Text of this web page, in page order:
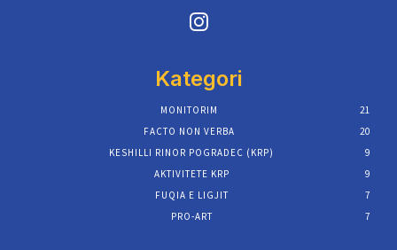
Kategori
MONITORIM
21
FACTO NON VERBA
20
KESHILLI RINOR POGRADEC (KRP)
9
AKTIVITETE KRP
9
FUQIA E LIGJIT
7
PRO-ART
7